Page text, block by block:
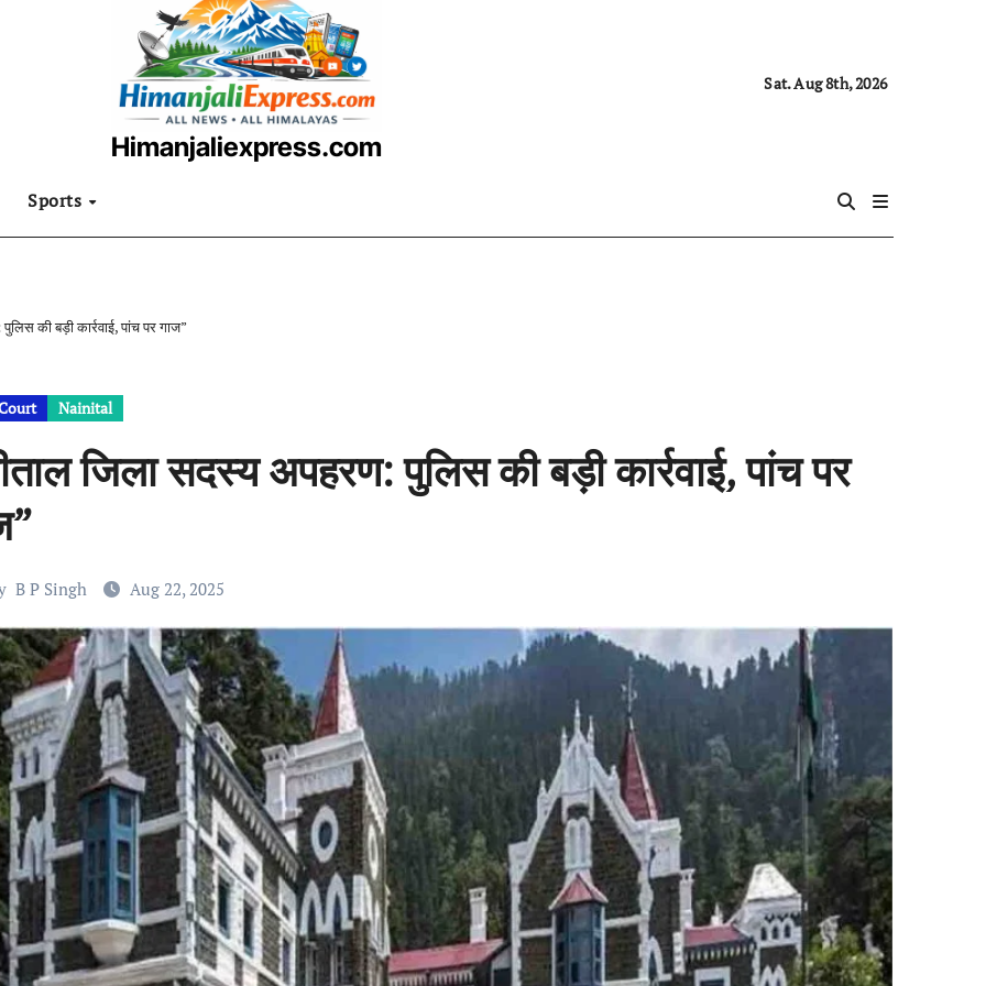
Himanjaliexpress.com
Sat. Aug 8th, 2026
Sports
की बड़ी कार्रवाई, पांच पर गाज”
Nainital
जिला सदस्य अपहरण: पुलिस की बड़ी कार्रवाई, पांच पर
B P Singh Aug 22, 2025